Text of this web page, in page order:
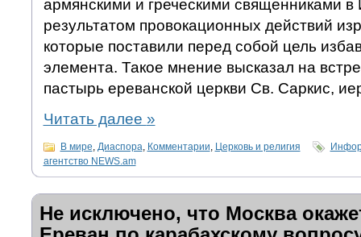
армянскими и греческими священниками
результатом провокационных действий
которые поставили перед собой цель
элемента. Такое мнение высказал на
пастырь ереванской церкви Св. Саркис,
Читать далее »
В мире, Диаспора, Комментарии, Церковь и религия
агентство NEWS.am
Не исключено, что Москва